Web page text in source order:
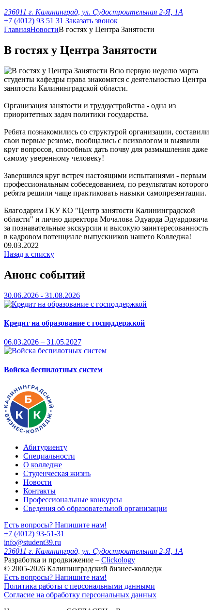
236011 г. Калининград, ул. Судостроительная 2-Я, 1А
+7 (4012) 93 51 31 Заказать звонок
ГлавнаяНовостиВ гостях у Центра Занятости
В гостях у Центра Занятости
Всю первую неделю марта
студенты кафедры права знакомятся с деятельностью Центра
занятости Калининградской области.
Организация занятости и трудоустройства - одна из
приоритетных задач политики государства.
Ребята познакомились со структурой организации, составили
свои первые резюме, пообщались с психологом и выявили
круг вопросов, способных дать почву для размышления даже
самому уверенному человеку!
Завершился круг встреч настоящими испытаниями - первым
профессиональным собеседованием, по результатам которого
ребята решили чаще практиковать навыки самопрезентации.
Благодарим ГКУ КО "Центр занятости Калининградской
области" и лично директора Мочалова Эдуарда Эдуардовича
за познавательные экскурсии и высокую заинтересованность
в кадровом потенциале выпускников нашего Колледжа!
09.03.2022
Назад к списку
Анонс событий
30.06.2026 - 31.08.2026
Кредит на образование с господдержкой
06.03.2026 – 31.05.2027
Войска беспилотных систем
Абитуриенту
Специальности
О колледже
Студенческая жизнь
Новости
Контакты
Профессиональные конкурсы
Сведения об образовательной организации
Есть вопросы? Напишите нам!
+7 (4012) 93-51-31
info@student39.ru
236011 г. Калининград, ул. Судостроительная 2-Я, 1А
Разработка и продвижение – Clickology
© 2005-2026 Калининградский бизнес-колледж
Есть вопросы? Напишите нам!
Политика работы с персональными данными
Согласие на обработку персональных данных